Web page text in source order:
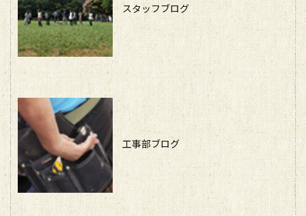
スタッフブログ
工事部ブログ